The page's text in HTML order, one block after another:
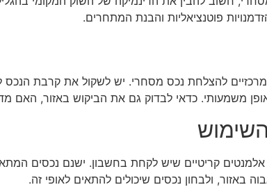
פוטנציאליות והבנת המתחרים.
להצלחת נכס מסחרי. יש לשקול את קרבת הנכס
משמעותי. כדאי לבדוק גם את הביקוש באזור, האם
קריטיים שיש לקחת בחשבון. ישנם נכסים
באזור, ולבחון נכסים שיכולים להתאים לאופי זה.